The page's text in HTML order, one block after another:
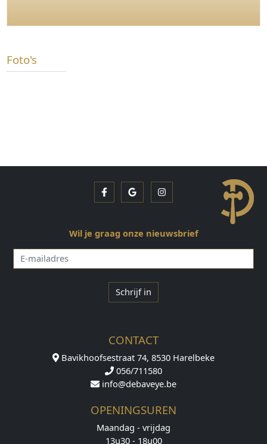
Foto's
FacebookGoogle Instagram
Wil je graag onze nieuwsbrief
mailadres
Schrijf in
CONTACT
Bavikhoofsestraat 74, 8530 Harelbeke
056/711580
info@debaveye.be
OPENINGSUREN
Maandag - vrijdag
13u30 - 18u00